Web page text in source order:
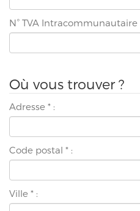
Où vous trouver ?
Adresse * :
Code postal * :
Ville * :